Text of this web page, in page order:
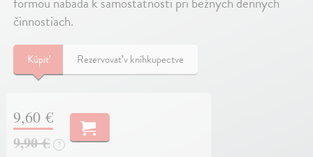
činnostiach.
Kúpiť Rezervovať v kníhkupectve
9,60 €
9,90 €
?